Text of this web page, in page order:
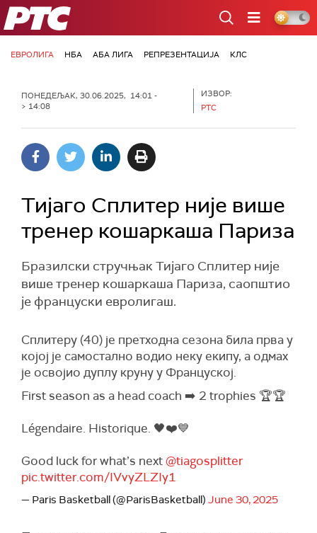
РТС
ЕВРОЛИГА НБА АБА ЛИГА РЕПРЕЗЕНТАЦИЈА КЛС
ПОНЕДЕЉАК, 30.06.2025, 14:01 -
> 14:08
ИЗВОР:
РТС
Тијаго Сплитер није више
тренер кошаркаша Париза
Бразилски стручњак Тијаго Сплитер није
више тренер кошаркаша Париза, саопштио
је француски евролигаш.
Сплитеру (40) је претходна сезона била прва у
којој је самостално водио неку екипу, а одмах
је освојио дуплу круну у Француској.
First season as a head coach ➡️ 2 trophies 🏆🏆
Légendaire. Historique. 🖤❤️💙
Good luck for what’s next @tiagosplitter
pic.twitter.com/IVvyZLZIy1
— Paris Basketball (@ParisBasketball) June 30, 2025